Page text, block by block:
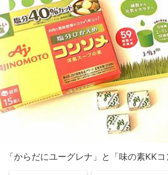
「からだにユーグレナ」と「味の素KKコ